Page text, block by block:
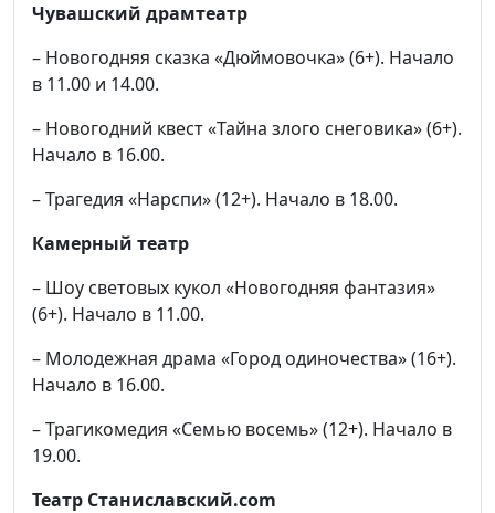
Чувашский драмтеатр
– Новогодняя сказка «Дюймовочка» (6+). Начало
в 11.00 и 14.00.
– Новогодний квест «Тайна злого снеговика» (6+).
Начало в 16.00.
– Трагедия «Нарспи» (12+). Начало в 18.00.
Камерный театр
– Шоу световых кукол «Новогодняя фантазия»
(6+). Начало в 11.00.
– Молодежная драма «Город одиночества» (16+).
Начало в 16.00.
– Трагикомедия «Семью восемь» (12+). Начало в
19.00.
Театр Станиславский.com